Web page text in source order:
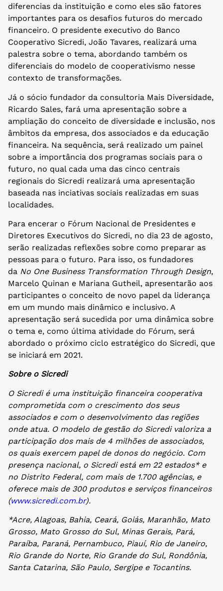
diferencias da instituição e como eles são fatores
importantes para os desafios futuros do mercado
financeiro. O presidente executivo do Banco
Cooperativo Sicredi, João Tavares, realizará uma
palestra sobre o tema, abordando também os
diferenciais do modelo de cooperativismo nesse
contexto de transformações.
Já o sócio fundador da consultoria Mais Diversidade,
Ricardo Sales, fará uma apresentação sobre a
ampliação do conceito de diversidade e inclusão, nos
âmbitos da empresa, dos associados e da educação
financeira. Na sequência, será realizado um painel
sobre a importância dos programas sociais para o
futuro, no qual cada uma das cinco centrais
regionais do Sicredi realizará uma apresentação
baseada nas inciativas sociais realizadas em suas
localidades.
Para encerar o Fórum Nacional de Presidentes e
Diretores Executivos do Sicredi, no dia 23 de agosto,
serão realizadas reflexões sobre como preparar as
pessoas para o futuro. Para isso, os fundadores
da No One Business Transformation Through Design,
Marcelo Quinan e Mariana Gutheil, apresentarão aos
participantes o conceito de novo papel da liderança
em um mundo mais dinâmico e inclusivo. A
apresentação será sucedida por uma dinâmica sobre
o tema e, como última atividade do Fórum, será
abordado o próximo ciclo estratégico do Sicredi, que
se iniciará em 2021.
Sobre o Sicredi
O Sicredi é uma instituição financeira cooperativa
comprometida com o crescimento dos seus
associados e com o desenvolvimento das regiões
onde atua. O modelo de gestão do Sicredi valoriza a
participação dos mais de 4 milhões de associados,
os quais exercem papel de donos do negócio. Com
presença nacional, o Sicredi está em 22 estados* e
no Distrito Federal, com mais de 1.700 agências, e
oferece mais de 300 produtos e serviços financeiros
(www.sicredi.com.br).
*Acre, Alagoas, Bahia, Ceará, Goiás, Maranhão, Mato
Grosso, Mato Grosso do Sul, Minas Gerais, Pará,
Paraíba, Paraná, Pernambuco, Piauí, Rio de Janeiro,
Rio Grande do Norte, Rio Grande do Sul, Rondônia,
Santa Catarina, São Paulo, Sergipe e Tocantins.